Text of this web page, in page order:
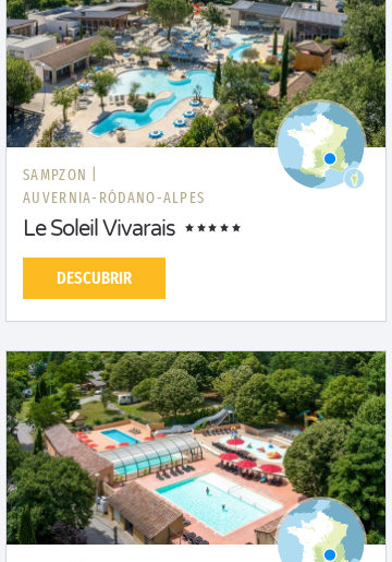
SAMPZON |
AUVERNIA-RÓDANO-ALPES
Le Soleil Vivarais
DESCUBRIR